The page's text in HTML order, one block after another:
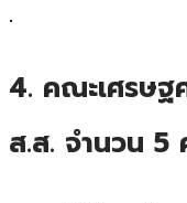
.
4. คณะเศรษฐ
ส.ส. จำนวน 5